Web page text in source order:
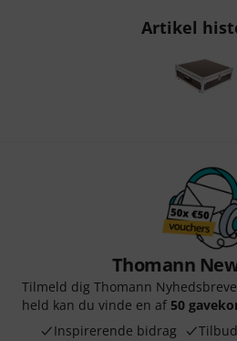
Artikel
Thomann
Tilmeld dig Thomann
held kan du vinde en af 50
Inspirerende bidrag
Tilbud